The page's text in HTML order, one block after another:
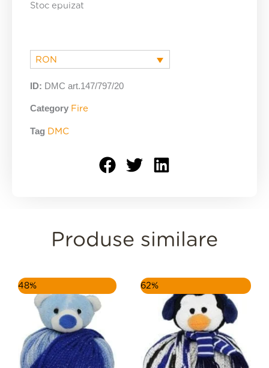
Stoc epuizat
RON
ID: DMC art.147/797/20
Category Fire
Tag DMC
Produse similare
48%
inițial
fost:
29,00 lei.
Prețul
curent
este:
15,00 lei.
62%
inițial
a
fost:
39,00 lei.
curent
este:
15,00 lei.